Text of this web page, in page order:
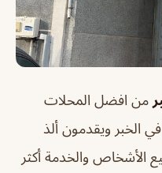
من افضل المحلات
الخبر ويقدمون ألذ
الأشخاص والخدمة أكثر